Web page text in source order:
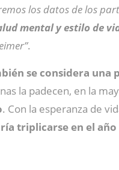
los datos de los
mental y estilo de
.
se considera una
la padecen, en la
. Con la esperanza de
triplicarse en el año